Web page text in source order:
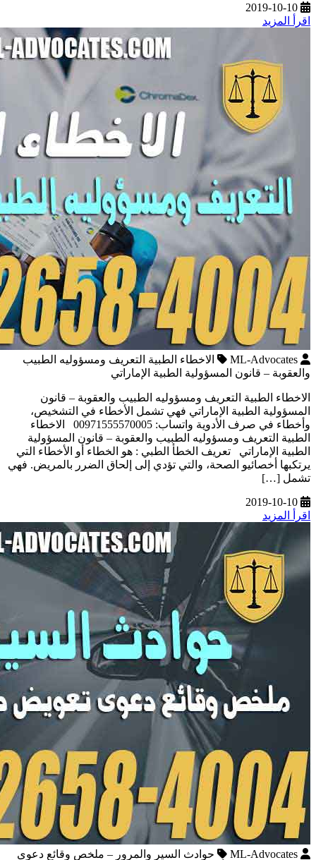
2019-10-10
اقرأ المزيد
ML-Advocates
الاخطاء الطبية التعريف ومسؤوليه الطبيب
والعقوبة – قانون المسؤولية الطبية الإماراتي
الاخطاء الطبية التعريف ومسؤوليه الطبيب والعقوبة – قانون
المسؤولية الطبية الإماراتي فهي تشمل الأخطاء في التشخيص،
وأخطاء في صرف الأدوية واتساب: 00971555570005 الاخطاء
الطبية التعريف ومسؤوليه الطبيب والعقوبة – قانون المسؤولية
الطبية الإماراتي تعريف الخطأ الطبي : هو الخطاء أو الأخطاء التي
يرتكبها أخصائيو الصحة، والتي تؤدي إلى إلحاق الضرر بالمريض. فهي
تشمل […]
2019-10-10
اقرأ المزيد
ML-Advocates حوادث السير والمرور – ملخص وقائع دعوى